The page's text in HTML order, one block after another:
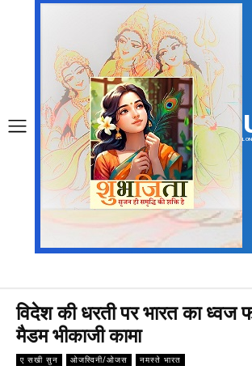
विदेश की धरती पर भारत का ध्वज
मैडम भीकाजी कामा
ए सखी सुन ओजस्विनी/ओजस नमस्ते भारत